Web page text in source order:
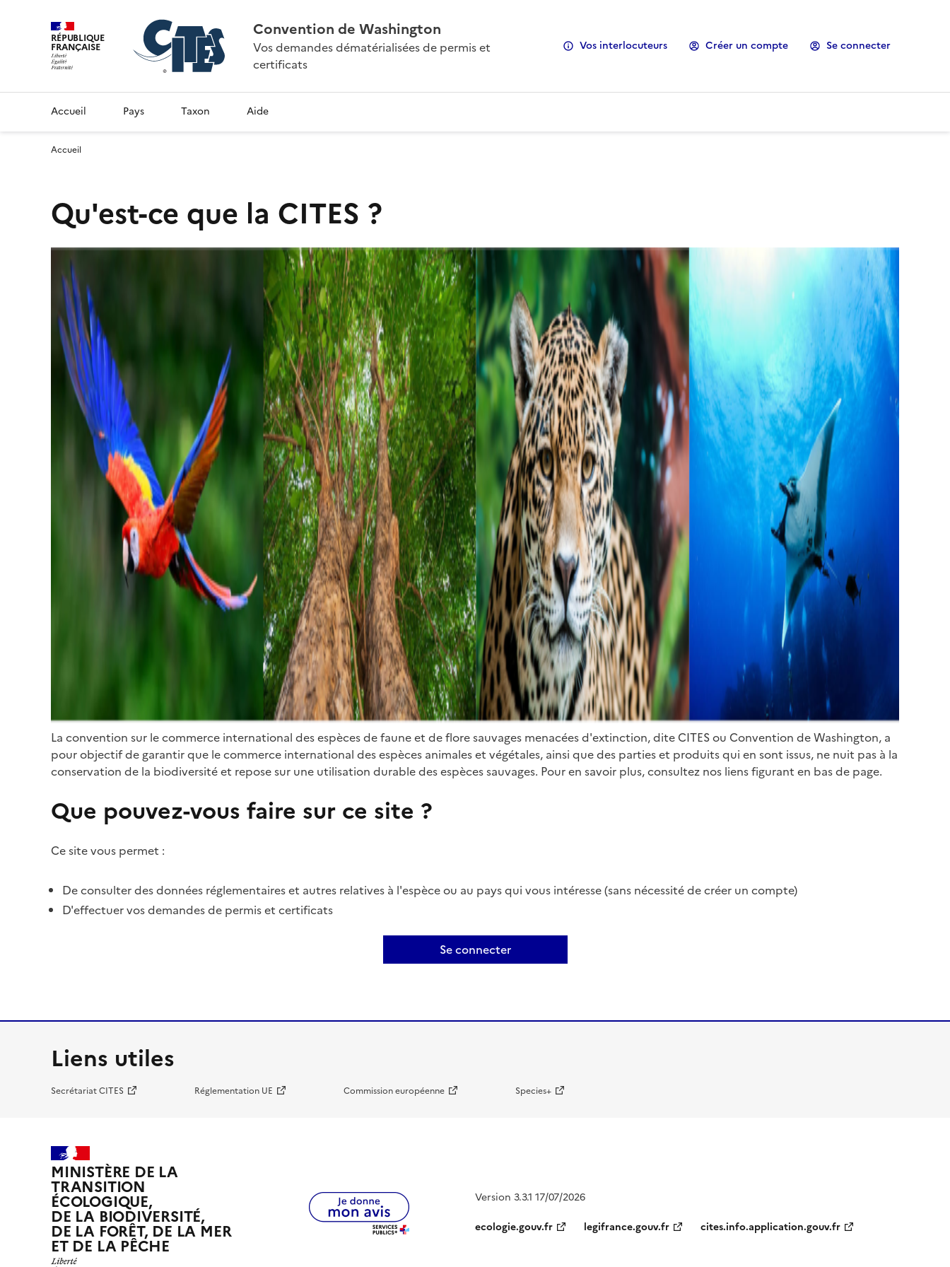
RÉPUBLIQUE
FRANÇAISE
Convention de Washington
Vos demandes dématérialisées de permis et
certificats
Vos interlocuteurs Créer un compte Se connecter
Accueil Pays Taxon Aide
Accueil
Qu'est-ce que la CITES ?
La convention sur le commerce international des espèces de faune et de flore sauvages menacées d'extinction, dite CITES ou Convention de Washington, a
pour objectif de garantir que le commerce international des espèces animales et végétales, ainsi que des parties et produits qui en sont issus, ne nuit pas à la
conservation de la biodiversité et repose sur une utilisation durable des espèces sauvages. Pour en savoir plus, consultez nos liens figurant en bas de page.
Que pouvez-vous faire sur ce site ?
Ce site vous permet :
De consulter des données réglementaires et autres relatives à l'espèce ou au pays qui vous intéresse (sans nécessité de créer un compte)
D'effectuer vos demandes de permis et certificats
Se connecter
Liens utiles
Secrétariat CITES Réglementation UE Commission européenne Species+
MINISTÈRE DE LA
TRANSITION
ÉCOLOGIQUE,
DE LA BIODIVERSITÉ,
DE LA FORÊT, DE LA MER
ET DE LA PÊCHE
Version 3.3.1 17/07/2026
ecologie.gouv.fr
legifrance.gouv.fr cites.info.application.gouv.fr